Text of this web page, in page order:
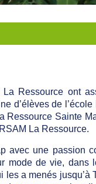
La Ressource ont
d’élèves de
Sainte
La Ressource.
avec une passion
mode de vie, dans
a menés jusqu’à